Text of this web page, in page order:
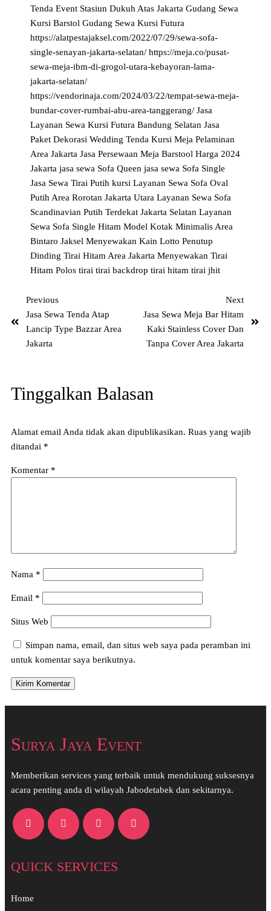
Tenda Event Stasiun Dukuh Atas JakartaGudang Sewa
Kursi BarstolGudang Sewa Kursi Futura
https://alatpestajaksel.com/2022/07/29/sewa-sofa-
single-senayan-jakarta-selatan/https://meja.co/pusat-
sewa-meja-ibm-di-grogol-utara-kebayoran-lama-
jakarta-selatan/
https://vendorinaja.com/2024/03/22/tempat-sewa-meja-
bundar-cover-rumbai-abu-area-tanggerang/Jasa
Layanan Sewa Kursi Futura Bandung SelatanJasa
Paket Dekorasi Wedding Tenda Kursi Meja Pelaminan
Area JakartaJasa Persewaan Meja Barstool Harga 2024
Jakartajasa sewa Sofa Queenjasa sewa Sofa Single
Jasa Sewa Tirai PutihkursiLayanan Sewa Sofa Oval
Putih Area Rorotan Jakarta UtaraLayanan Sewa Sofa
Scandinavian Putih Terdekat Jakarta SelatanLayanan
Sewa Sofa Single Hitam Model Kotak Minimalis Area
Bintaro JakselMenyewakan Kain Lotto Penutup
Dinding Tirai Hitam Area JakartaMenyewakan Tirai
Hitam Polostiraitirai backdroptirai hitamtirai jhit
Previous
Jasa Sewa Tenda Atap
Lancip Type Bazzar Area
Jakarta
Next
Jasa Sewa Meja Bar Hitam
Kaki Stainless Cover Dan
Tanpa Cover Area Jakarta
Tinggalkan Balasan
Alamat email Anda tidak akan dipublikasikan. Ruas yang wajib
ditandai *
Komentar *
Nama *
Email *
Situs Web
Simpan nama, email, dan situs web saya pada peramban ini
untuk komentar saya berikutnya.
Surya Jaya Event
Memberikan services yang terbaik untuk mendukung suksesnya
acara penting anda di wilayah Jabodetabek dan sekitarnya.
QUICK SERVICES
Home